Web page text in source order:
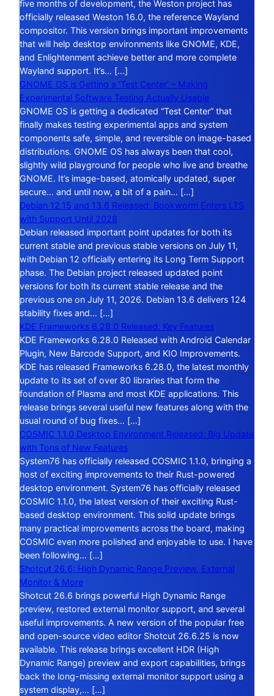
five months of development, the Weston project has
officially released Weston 16.0, the reference Wayland
compositor. This version brings important improvements
that will help desktop environments like GNOME, KDE,
and Enlightenment achieve better and more complete
Wayland support. It’s… […]
GNOME OS is Getting a ‘Test Center’ – Making
Experimental Software Testing Actually Usable
GNOME OS is getting a dedicated “Test Center” that
finally makes testing experimental apps and system
components safe, simple, and reversible on image-based
distributions. GNOME OS has always been that cool,
slightly wild playground for people who live and breathe
GNOME. It’s image-based, atomically updated, super
secure… and until now, a bit of a pain… […]
Debian 12.15 and 13.6 Released: Bookworm Enters LTS
with Support Until 2028
Debian released important point updates for both its
current stable and previous stable versions on July 11,
with Debian 12 officially entering its Long Term Support
phase. The Debian project released updated point
versions for both its current stable release and the
previous one on July 11, 2026. Debian 13.6 delivers 124
stability fixes and… […]
KDE Frameworks 6.28.0 Released: Key Features
KDE Frameworks 6.28.0 Released with Android Calendar
Plugin, New Barcode Support, and KIO Improvements.
KDE has released Frameworks 6.28.0, the latest monthly
update to its set of over 80 libraries that form the
foundation of Plasma and most KDE applications. This
release brings several useful new features along with the
usual round of bug fixes… […]
COSMIC 1.1.0 Desktop Environment Released: Big Update
with Tons of New Features
System76 has officially released COSMIC 1.1.0, bringing a
host of exciting improvements to their Rust-powered
desktop environment. System76 has officially released
COSMIC 1.1.0, the latest version of their exciting Rust-
based desktop environment. This solid update brings
many practical improvements across the board, making
COSMIC even more polished and enjoyable to use. I have
been following… […]
Shotcut 26.6: High Dynamic Range Preview, External
Monitor & More
Shotcut 26.6 brings powerful High Dynamic Range
preview, restored external monitor support, and several
useful improvements. A new version of the popular free
and open-source video editor Shotcut 26.6.25 is now
available. This release brings excellent HDR (High
Dynamic Range) preview and export capabilities, brings
back the long-missing external monitor support using a
system display,… […]